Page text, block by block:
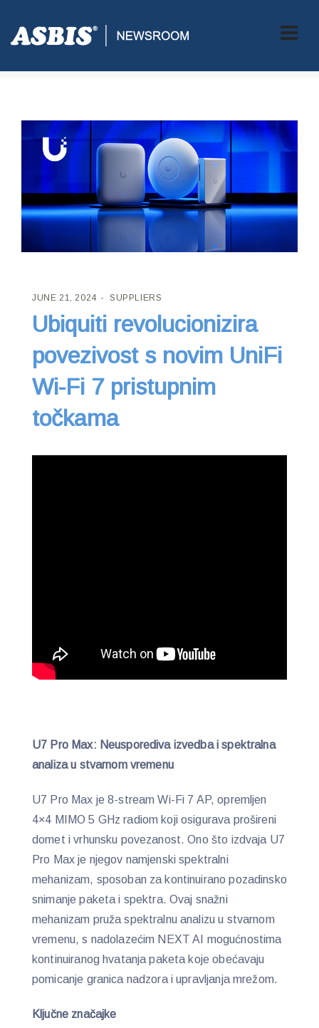
ASBIS CROATIA> SUPPLIERS> UBIQUITI REVOLUCIONIZIRA
POVEZIVOST S NOVIM UNIFI WI-FI 7 PRISTUPNIM TOČKAMA
JUNE 21, 2024 SUPPLIERS
Ubiquiti revolucionizira
povezivost s novim UniFi
Wi-Fi 7 pristupnim
točkama
U7 Pro Max: Neusporediva izvedba i spektralna
analiza u stvarnom vremenu
U7 Pro Max je 8-stream Wi-Fi 7 AP, opremljen
4×4 MIMO 5 GHz radiom koji osigurava prošireni
domet i vrhunsku povezanost. Ono što izdvaja U7
Pro Max je njegov namjenski spektralni
mehanizam, sposoban za kontinuirano pozadinsko
snimanje paketa i spektra. Ovaj snažni
mehanizam pruža spektralnu analizu u stvarnom
vremenu, s nadolazećim NEXT AI mogućnostima
kontinuiranog hvatanja paketa koje obećavaju
pomicanje granica nadzora i upravljanja mrežom.
Ključne značajke